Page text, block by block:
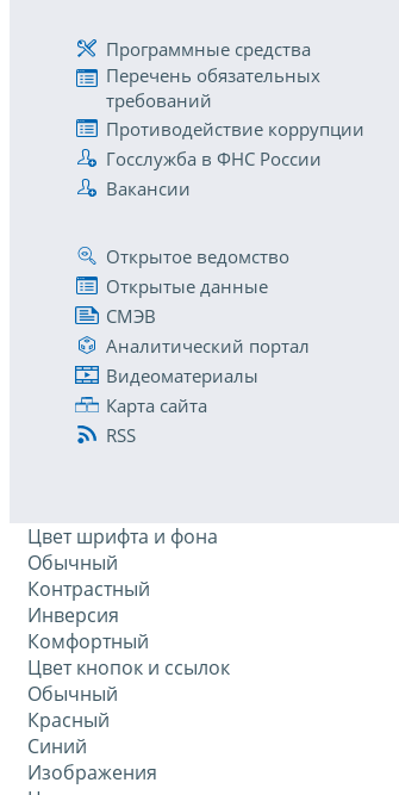
Программные средства
Перечень обязательных
требований
Противодействие коррупции
Госслужба в ФНС России
Вакансии
Открытое ведомство
Открытые данные
СМЭВ
Аналитический портал
Видеоматериалы
Карта сайта
RSS
Цвет шрифта и фона
Обычный
Контрастный
Инверсия
Комфортный
Цвет кнопок и ссылок
Обычный
Красный
Синий
Изображения